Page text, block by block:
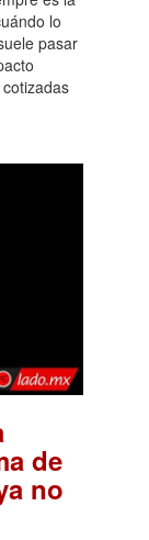
lo
pasar
de
no